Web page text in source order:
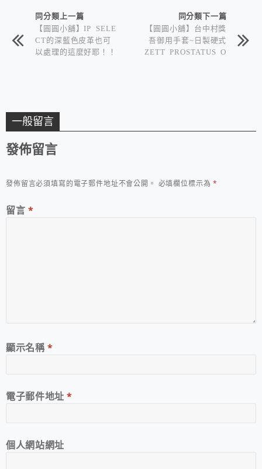
同分類上一篇
【圓圓小舖】IP SELE
CT的深藍色皮革也可
以處理的這麼好耶！！
同分類下一篇
【圓圓小舖】台中村獎
吾御用手套~日製硬式
ZETT PROSTATUS O
一般留言
發佈留言
發佈留言必須填寫的電子郵件地址不會公開。 必填欄位標示為*
留言 *
顯示名稱*
電子郵件地址*
個人網站網址